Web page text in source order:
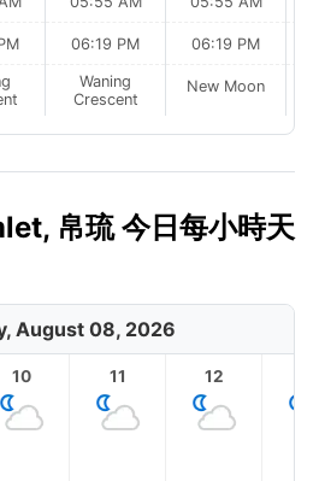
06:19 PM
Waning
Crescent
06:19 PM
New Moon
帛琉 今日每小時天
August 08, 2026
10 11 12